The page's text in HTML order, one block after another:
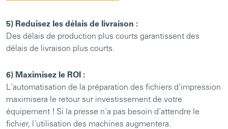
5) Reduisez les délais de livraison :
Des délais de production plus courts garantissent des
délais de livraison plus courts.
6) Maximisez le ROI :
L'automatisation de la préparation des fichiers d'impression
maximisera le retour sur investissement de votre
équipement ! Si la presse n'a pas besoin d'attendre le
fichier, l'utilisation des machines augmentera.